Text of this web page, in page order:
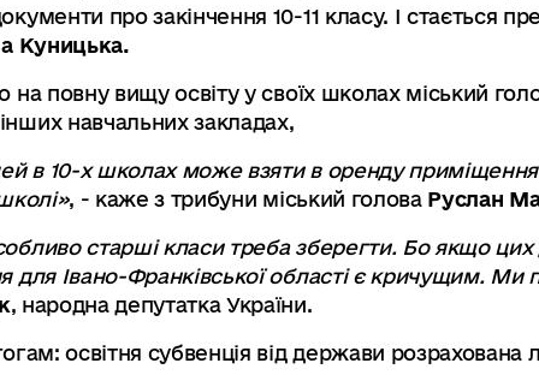
про закінчення 10-11 класу. І стається
Куницька.
повну вищу освіту у своїх школах міський
навчальних закладах,
в 10-х школах може взяти в оренду приміщення і
, - каже з трибуни міський голова Руслан
старші класи треба зберегти. Бо якщо цих
Івано-Франківської області є кричущим. Ми
, народна депутатка України.
освітня субвенція від держави